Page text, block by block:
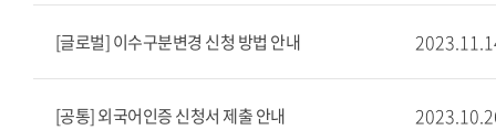
[글로벌] 이수구분변경 신청 방법 안내
[공통] 외국어인증 신청서 제출 안내